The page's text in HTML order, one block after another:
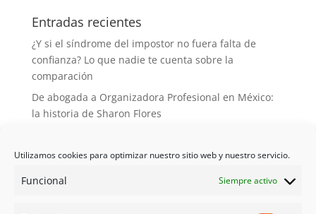
Utilizamos cookies para optimizar nuestro sitio web y nuestro servicio.
Funcional Siempre activo
Entradas recientes
¿Y si el síndrome del impostor no fuera falta de
confianza? Lo que nadie te cuenta sobre la
comparación
De abogada a Organizadora Profesional en México:
la historia de Sharon Flores
vocación: la historia de Elena y La Semilla del Orden
el orden se convirtió en mi vocación